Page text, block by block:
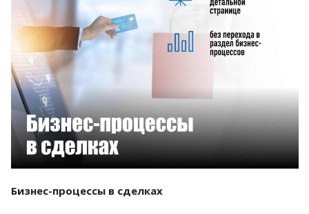
Бизнес-процессы в сделках